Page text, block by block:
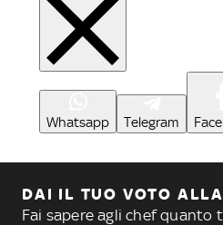
Whatsapp Telegram
DAI IL TUO VOTO
Fai sapere agli chef quanto